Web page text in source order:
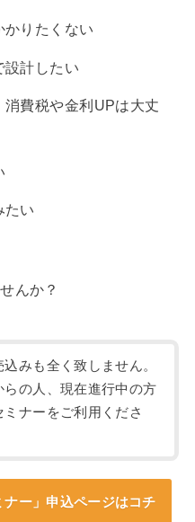
かりたくない
設計したい
費税や金利UPは大丈
たい
んか？
みも全く致しません。
らの人、現在進行中の方
ミナーをご利用くださ
ー」申込ページはコチ